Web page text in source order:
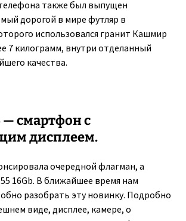
также был выпущен
дорогой в мире футляр в
использовался гранит Кашмир
7 килограмм, внутри отделанный
качества.
— смартфон с
дисплеем.
очередной флагман, а
16Gb. В ближайшее время нам
разобрать эту новинку. Подробно
виде, дисплее, камере, о